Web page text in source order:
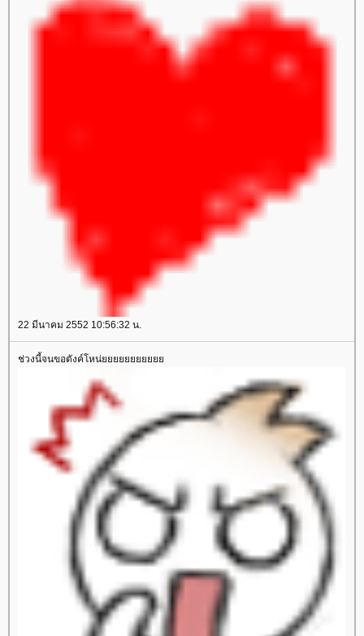
22 มีนาคม 2552 10:56:32 น.
ช่วงนี้จนขอตังค์โหน่